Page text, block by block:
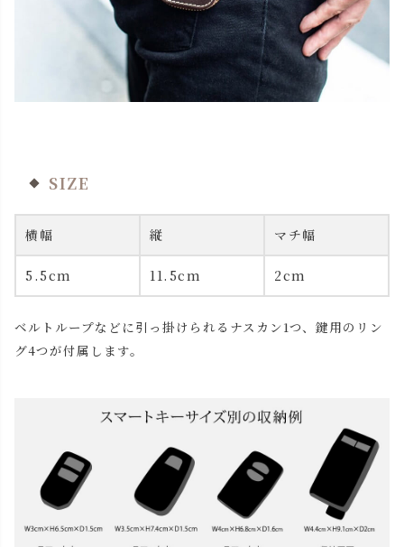
SIZE
横幅 縦 マチ幅
5.5cm 11.5cm 2cm
ベルトループなどに引っ掛けられるナスカン1つ、 鍵用のリン
グ4つが付属します。